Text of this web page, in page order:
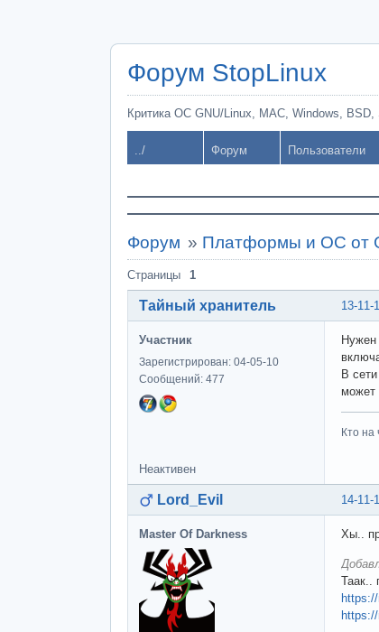
Форум StopLinux
Критика ОС GNU/Linux, MAC, Windows, BSD,
../ Форум Пользователи
Форум » Платформы и ОС от
Страницы 1
13-11-
Тайный хранитель
Участник
Зарегистрирован: 04-05-10
Сообщений: 477
Нужен
В
может
Кто на
Неактивен
14-11-
Lord_Evil
Master Of Darkness Хы..
Таак..